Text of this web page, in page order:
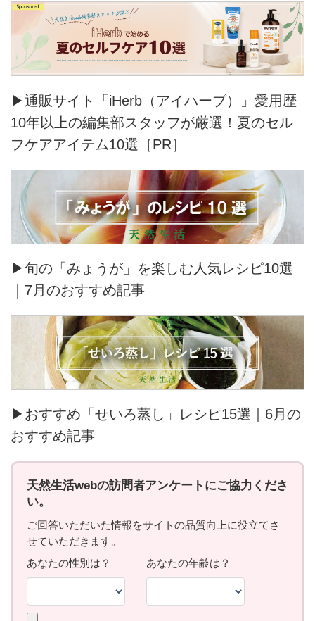
▶通販サイト「iHerb（アイハーブ）」愛用歴
10年以上の編集部スタッフが厳選！夏のセル
フケアアイテム10選［PR］
▶旬の「みょうが」を楽しむ人気レシピ10選
｜7月のおすすめ記事
▶おすすめ「せいろ蒸し」レシピ15選｜6月の
おすすめ記事